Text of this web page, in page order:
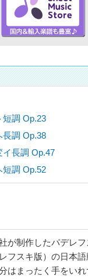
短調 Op.23
長調 Op.38
長調 Op.47
短調 Op.52
が制作したパデレ
フスキ版）の日本
はまったく手をい